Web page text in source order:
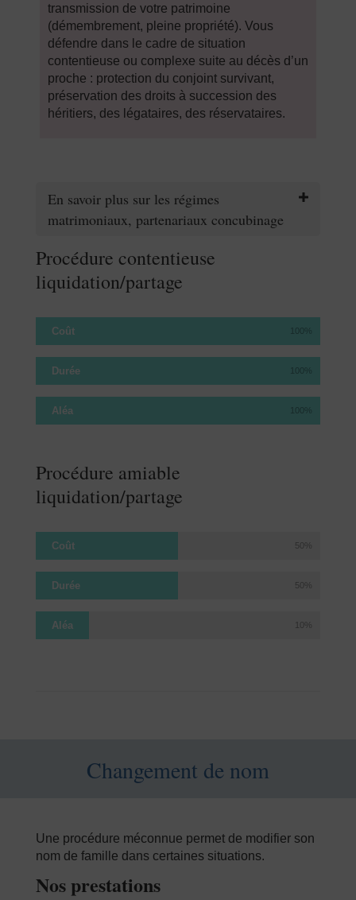
transmission de votre patrimoine
(démembrement, pleine propriété). Vous
défendre dans le cadre de situation
contentieuse ou complexe suite au décès d’un
proche : protection du conjoint survivant,
préservation des droits à succession des
héritiers, des légataires, des réservataires.
En savoir plus sur les régimes
matrimoniaux, partenariaux concubinage
Procédure contentieuse
liquidation/partage
Coût
Durée
Aléa
Procédure amiable
liquidation/partage
Coût 50%
Durée 50%
Aléa 10%
Changement de nom
Une procédure méconnue permet de modifier son
nom de famille dans certaines situations.
Nos prestations